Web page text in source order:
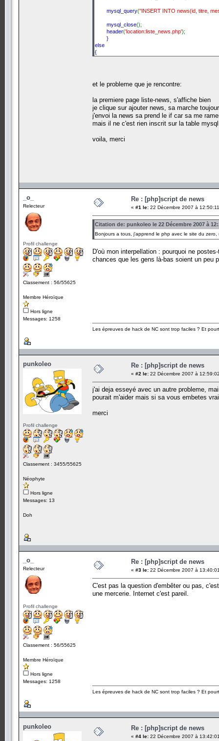
mysql_query("INSERT INTO news(id, titre,
mysql_close();
header('location:liste_news.php');
}
else
{
?>
et le probleme que je rencontre:
la premiere page liste-news, s'affiche bien
je clique sur ajouter news, sa marche
j'envoi la news sa prend le if car sa me
mais il ne c'est rien inscrit sur la table
voila, merci
_o_
Relecteur
Profil challenge
Classement : 56/55625
Membre Héroïque
Hors ligne
Messages: 1258
Re : [php]script de news
« #1 le: 22 Décembre 2007 à
Citation de: punkoleo le 22 Décembre 2007 à
Bonjours a tous, j'apprend le php avec le site du
D'où mon interpellation : pourquoi ne
chances que les gens là-bas soient un peu
Les épreuves de hack de NC sont trop faciles ? Et
punkoleo
Profil challenge
Classement : 3455/55625
Néophyte
Hors ligne
Messages: 13
Doh
Re : [php]script de news
« #2 le: 22 Décembre 2007 à
j'ai deja esseyé avec un autre probleme,
pourait m'aider mais si sa vous embetes
merci
_o_
Relecteur
Profil challenge
Classement : 56/55625
Membre Héroïque
Hors ligne
Messages: 1258
Re : [php]script de news
« #3 le: 22 Décembre 2007 à
C'est pas la question d'embêter ou pas,
une mercerie. Internet c'est pareil.
Les épreuves de hack de NC sont trop faciles ? Et
punkoleo Re : [php]script de news
« #4 le: 22 Décembre 2007 à